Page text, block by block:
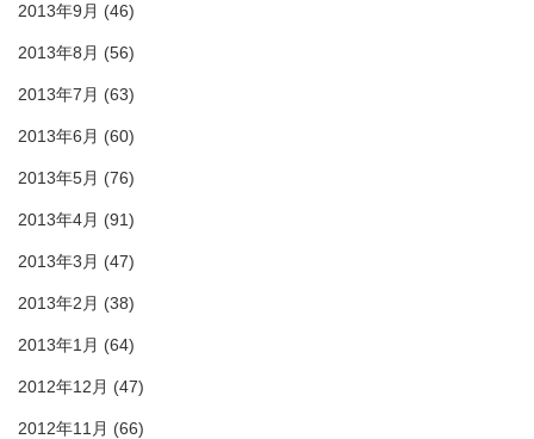
2013年9月 (46)
2013年8月 (56)
2013年7月 (63)
2013年6月 (60)
2013年5月 (76)
2013年4月 (91)
2013年3月 (47)
2013年2月 (38)
2013年1月 (64)
2012年12月 (47)
2012年11月 (66)